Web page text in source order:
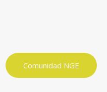
Comunidad NGE